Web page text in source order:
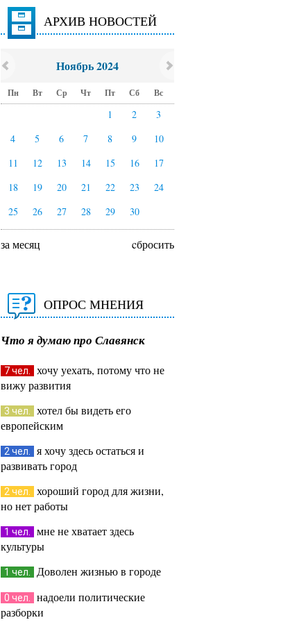
АРХИВ НОВОСТЕЙ
Ноябрь 2024
Пн Вт Ср Чт Пт Сб Вс
1 2
3
4
5 6 7 8 9
10
11
12 13 14 15 16
17
18
19 20 21 22 23
24
25
26 27 28 29 30
за месяц cбросить
ОПРОС МНЕНИЯ
Что я думаю про Славянск
7 чел.
хочу уехать, потому что не
вижу развития
3 чел.
хотел бы видеть его
европейским
2 чел.
я хочу здесь остаться и
развивать город
2 чел.
хороший город для жизни,
но нет работы
1 чел.
мне не хватает здесь
культуры
1 чел. Доволен жизнью в городе
0 чел.
надоели политические
разборки